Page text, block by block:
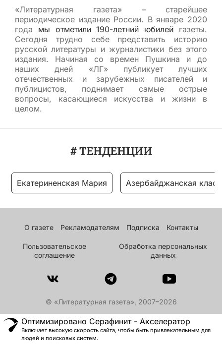
«Литературная газета» – старейшее
периодическое издание России. В январе 2020
года мы отметили 190-летний юбилей газеты.
Сегодня трудно себе представить историю
русской литературы и журналистики без этого
издания. Начиная со времен Пушкина и до
наших дней «ЛГ» публикует лучших
отечественных и зарубежных писателей и
публицистов, поднимает самые острые
вопросы, касающиеся искусства и жизни в
целом.
# ТЕНДЕНЦИИ
Екатериненская Мария Азербайджанская
О газете Рекламодателям Подписка Контакты
Пользовательское
соглашение
Обработка персональных
данных
© «Литературная газета», 2007–2026
Оптимизировано Серафинит - Акселератор
Включает высокую скорость сайта, чтобы быть привлекательным для
людей и поисковых систем.